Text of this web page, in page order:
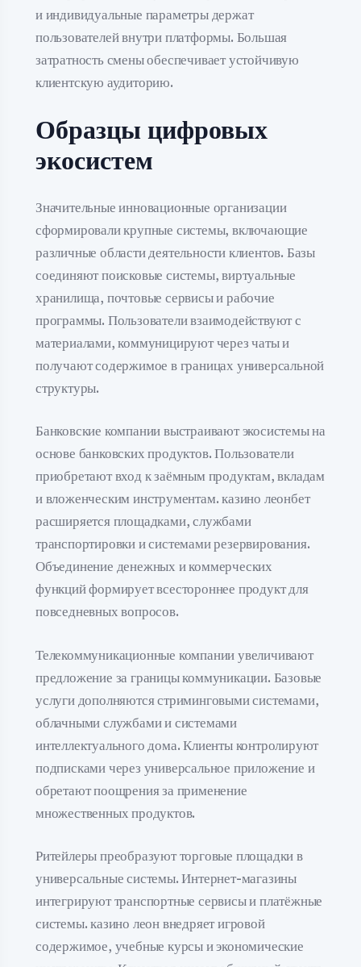
и индивидуальные параметры держат
пользователей внутри платформы. Большая
затратность смены обеспечивает устойчивую
клиентскую аудиторию.
Образцы цифровых
экосистем
Значительные инновационные организации
сформировали крупные системы, включающие
различные области деятельности клиентов. Базы
соединяют поисковые системы, виртуальные
хранилища, почтовые сервисы и рабочие
программы. Пользователи взаимодействуют с
материалами, коммуницируют через чаты и
получают содержимое в границах универсальной
структуры.
Банковские компании выстраивают экосистемы на
основе банковских продуктов. Пользователи
приобретают вход к заёмным продуктам, вкладам
и вложенческим инструментам. казино леонбет
расширяется площадками, службами
транспортировки и системами резервирования.
Объединение денежных и коммерческих
функций формирует всестороннее продукт для
повседневных вопросов.
Телекоммуникационные компании увеличивают
предложение за границы коммуникации. Базовые
услуги дополняются стриминговыми системами,
облачными службами и системами
интеллектуального дома. Клиенты контролируют
подписками через универсальное приложение и
обретают поощрения за применение
множественных продуктов.
Ритейлеры преобразуют торговые площадки в
универсальные системы. Интернет-магазины
интегрируют транспортные сервисы и платёжные
системы. казино леон внедряет игровой
содержимое, учебные курсы и экономические